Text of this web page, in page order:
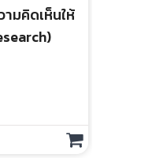
มคิดเห็นให้